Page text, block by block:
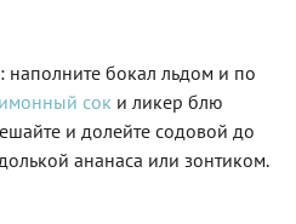
наполните бокал льдом и по
сок и ликер блю
и долейте содовой до
ананаса или зонтиком.